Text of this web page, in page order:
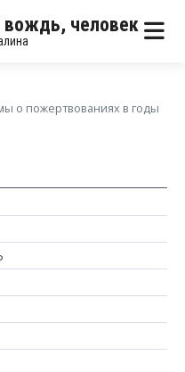
человек
о пожертвованиях в годы